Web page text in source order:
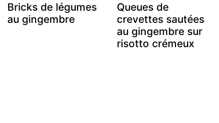
Bricks de légumes
au gingembre
Queues de
crevettes sautées
au gingembre sur
risotto crémeux